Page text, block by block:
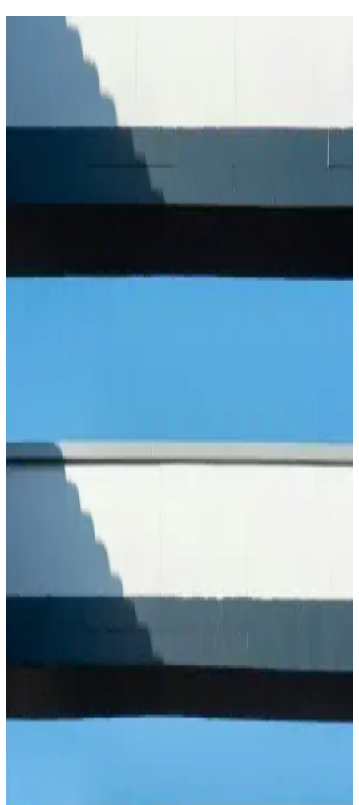
Çedene Bitkisinin Sağlık ve Lezzet Açısından Güncel
Kullanım Alanları
Çedene, Anadolu'nun doğal bitkisi olup, sağlık faydaları ve
lezzetiyle öne çıkar. Demir içeriği yüksek olan bu bitki, solunum ve
sindirim sağlığını destekler, modern yaşamda doğal ürünler arasında
yer alır.
Ormanlı Pirinci Nedir ve Özellikleriyle Mutfakta
Ormanlı pirinci, doğal ortamda yetişen aromatik ve sağlıklı bir pirinç
Hunnap Pekmezi: Doğal Enerji ve Bağışıklık
Yumurta kabuğu hapı, doğal yüksek kalsiyum kaynağı olarak kemik
ve diş sağlığını destekler. Güvenilir kullanım ve kalite önemlidir,
uzman önerisiyle sağlıklı yaşamı destekler.
Palmolive Sabun Çeşitleri ve Özellikleri Günlük
Hijyen ve Bakımda Güvenilir Seçenekler
Palmolive’nin çeşitli sabun serileri, doğal içerikleri ve hijyen odaklı
özellikleriyle günlük bakımda güvenilir tercihlerinizi sunar. Her cilt
tipine uygun seçenekler mevcuttur.
Keten Tohumu Çayı Nasıl Yapılır ve Sağlığa
Keten tohumu çayı, doğal içerikleriyle sindirimi kolaylaştırır,
bağırsak sağlığını destekler. Kolayca hazırlanabilen bu içecek,
Zafer Gazozu: Türkiye'nin Geleneksel ve Sevilen